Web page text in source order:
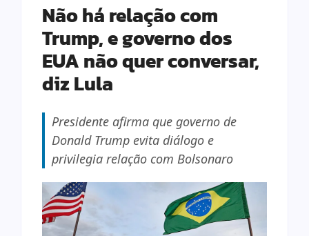
Não há relação com
Trump, e governo dos
EUA não quer conversar,
diz Lula
Presidente afirma que governo de
Donald Trump evita diálogo e
privilegia relação com Bolsonaro